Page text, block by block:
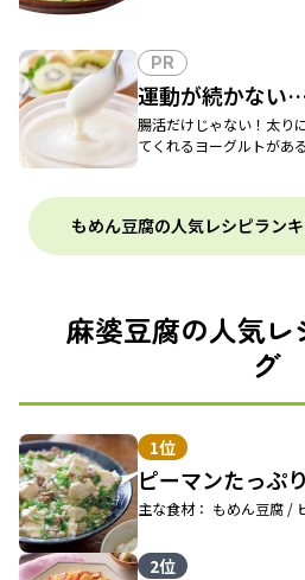
PR
運動が続かない
腸活だけじゃない！太り
てくれるヨーグルトがあ
もめん豆腐の人気レシピラン
麻婆豆腐の人気レ
グ
1位
ピーマンたっぷ
主な食材： もめん豆腐 /
2位